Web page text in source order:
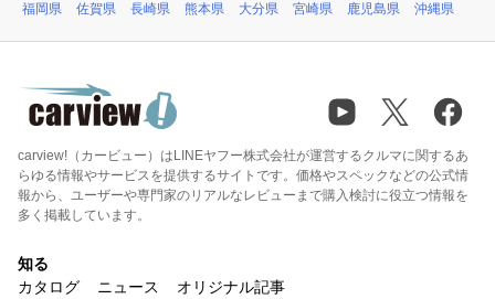
福岡県
佐賀県 長崎県 熊本県 大分県 宮崎県 鹿児島県 沖縄県
carview!（カービュー）はLINEヤフー株式会社が運営するクルマに関するあ
らゆる情報やサービスを提供するサイトです。価格やスペックなどの公式情
報から、ユーザーや専門家のリアルなレビューまで購入検討に役立つ情報を
多く掲載しています。
知る
カタログ
ニュース オリジナル記事